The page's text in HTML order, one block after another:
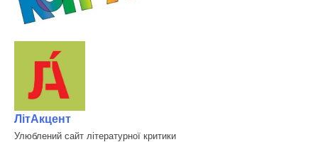
ЛітАкцент
Улюблений сайт літературної критики